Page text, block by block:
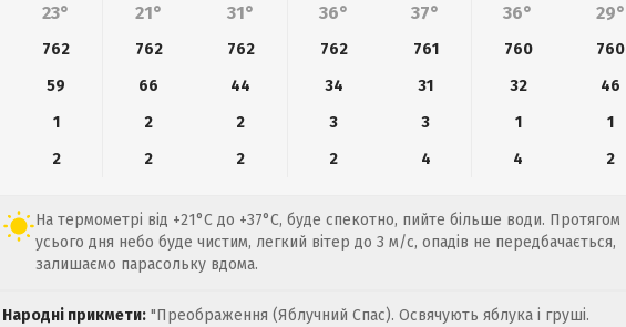
23° 21° 31° 36° 37° 36° 29°
762 762 762 762 761 760
760
59 66 44 34 31 32
46
1 2 2 3 3 1
1
2 2 2 2 4 4 2
На термометрі від +21°C до +37°C, буде спекотно, пийте більше води. Протягом
усього дня небо буде чистим, легкий вітер до 3 м/с, опадів не передбачається,
залишаємо парасольку вдома.
Народні прикмети: "Преображення (Яблучний Спас). Освячують яблука і груші.